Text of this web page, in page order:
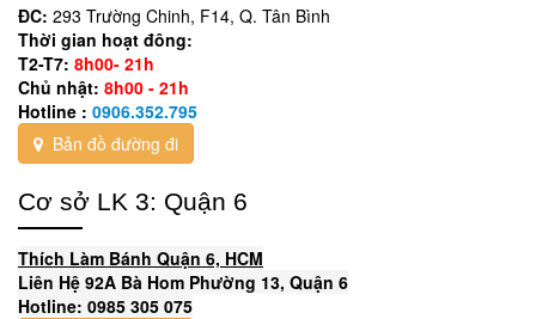
ĐC: 293 Trường Chinh, F14, Q. Tân Bình
Thời gian hoạt đông:
T2-T7: 8h00- 21h
Chủ nhật: 8h00 - 21h
Hotline : 0906.352.795
Bản đồ đường đi
Cơ sở LK 3: Quận 6
Thích Làm Bánh Quận 6, HCM
Liên Hệ 92A Bà Hom Phường 13, Quận 6
Hotline: 0985 305 075